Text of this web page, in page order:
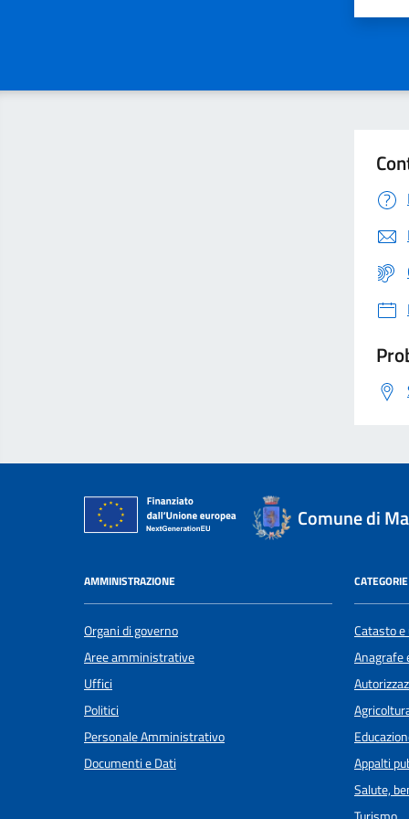
Comune di
AMMINISTRAZIONE
Organi di governo
Aree amministrative
Uffici
Politici
Personale Amministrativo
Documenti e Dati
Catasto
Anagrafe
Appalti
Salute,